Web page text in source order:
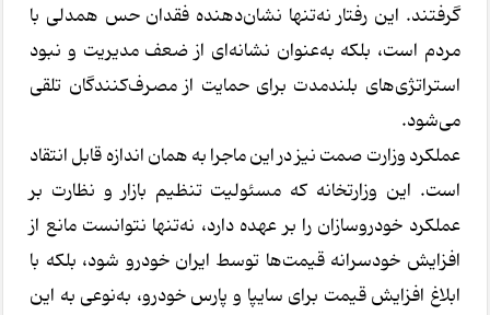
گرفتند. این رفتار نه‌تنها نشان‌دهنده فقدان حس همدلی با
مردم است، بلکه به‌عنوان نشانه‌ای از ضعف مدیریت و نبود
استراتژی‌های بلندمدت برای حمایت از مصرف‌کنندگان تلقی
می‌شود.
عملکرد وزارت صمت نیز در این ماجرا به همان اندازه قابل انتقاد
است. این وزارتخانه که مسئولیت تنظیم بازار و نظارت بر
عملکرد خودروسازان را بر عهده دارد، نه‌تنها نتوانست مانع از
افزایش خودسرانه قیمت‌ها توسط ایران خودرو شود، بلکه با
ابلاغ افزایش قیمت برای سایپا و پارس خودرو، به‌نوعی به این